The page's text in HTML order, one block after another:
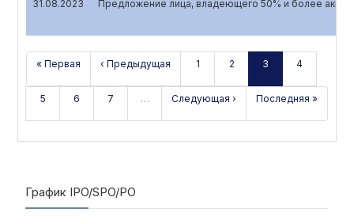
31.08.2023 Предложение лица, владеющего 50% и более
« Первая ‹ Предыдущая 1 2 3 4
5 6 7 … Следующая › Последняя »
График IPO/SPO/PO